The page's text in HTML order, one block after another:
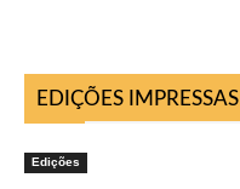
EDIÇÕES IMPRESSAS
Edições